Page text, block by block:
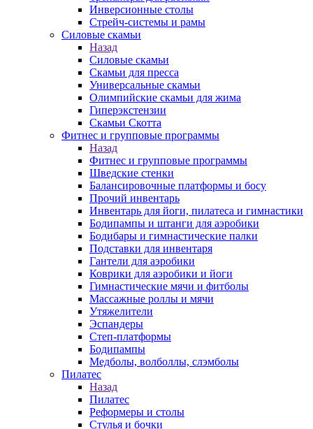
Инверсионные столы
Стрейч-системы и рамы
Силовые скамьи
Назад
Силовые скамьи
Скамьи для пресса
Универсальные скамьи
Олимпийские скамьи для жима
Гиперэкстензии
Скамьи Скотта
Фитнес и групповые программы
Назад
Фитнес и групповые программы
Шведские стенки
Балансировочные платформы и босу
Прочий инвентарь
Инвентарь для йоги, пилатеса и гимнастики
Бодипампы и штанги для аэробики
Бодибары и гимнастические палки
Подставки для инвентаря
Гантели для аэробики
Коврики для аэробики и йоги
Гимнастические мячи и фитболы
Массажные роллы и мячи
Утяжелители
Эспандеры
Степ-платформы
Бодипампы
Медболы, волболлы, слэмболы
Пилатес
Назад
Пилатес
Реформеры и столы
Стулья и бочки